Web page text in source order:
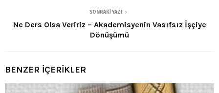
SONRAKI YAZI
Ne Ders Olsa Veririz – Akademisyenin Vasıfsız İşçiye
Dönüşümü
BENZER İÇERİKLER